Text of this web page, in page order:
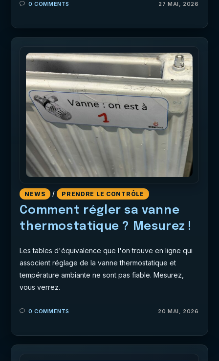
0 COMMENTS 27 MAI, 2026
NEWS / PRENDRE LE CONTRÔLE
Comment régler sa vanne
thermostatique ? Mesurez !
Les tables d'équivalence que l'on trouve en ligne qui
associent réglage de la vanne thermostatique et
température ambiante ne sont pas fiable. Mesurez,
vous verrez.
0 COMMENTS 20 MAI, 2026